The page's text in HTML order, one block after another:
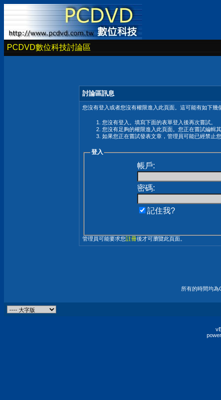
PCDVD數位科技討論區
討論區訊息
您沒有登入或者您沒有權限進入此頁面。這可能有如下幾
您沒有登入。填寫下面的表單登入後再次嘗試。
您沒有足夠的權限進入此頁面。您正在嘗試編輯
如果您正在嘗試發表文章，管理員可能已經禁止
登入
帳戶:
密碼:
記住我?
管理員可能要求您註冊後才可瀏覽此頁面。
所有的時間均為